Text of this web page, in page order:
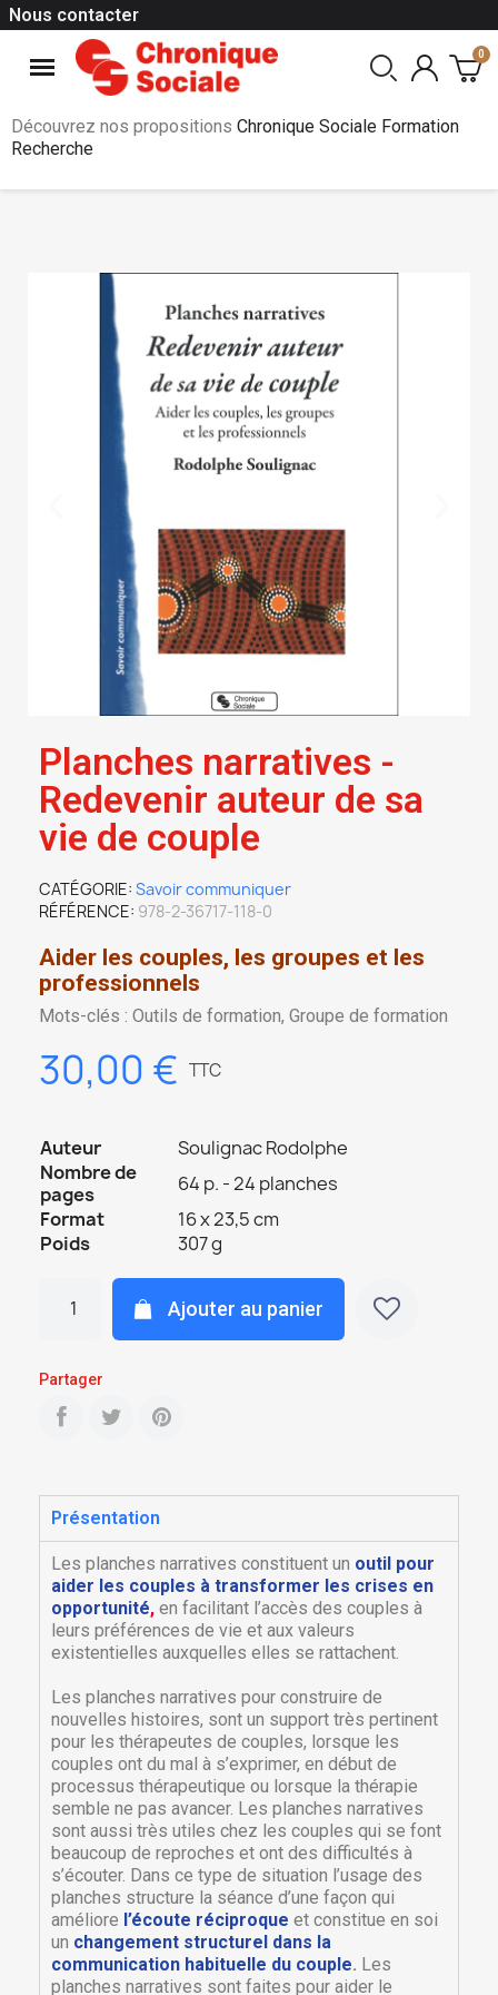
Nous contacter
Découvrez nos propositions Chronique Sociale Formation
Recherche
Planches narratives -
Redevenir auteur de sa
vie de couple
CATÉGORIE Savoir communiquer
RÉFÉRENCE 978-2-36717-118-0
Aider les couples, les groupes et les
professionnels
Mots-clés : Outils de formation, Groupe de formation
30,00 € TTC
Auteur
Soulignac Rodolphe
Nombre de
pages
64 p. - 24 planches
Format
16 x 23,5 cm
Poids
307 g
Ajouter au panier
Partager
Présentation
Les planches narratives constituent un outil pour
aider les couples à transformer les crises en
opportunité, en facilitant l’accès des couples à
leurs préférences de vie et aux valeurs
existentielles auxquelles elles se rattachent.
Les planches narratives pour construire de
nouvelles histoires, sont un support très pertinent
pour les thérapeutes de couples, lorsque les
couples ont du mal à s’exprimer, en début de
processus thérapeutique ou lorsque la thérapie
semble ne pas avancer. Les planches narratives
sont aussi très utiles chez les couples qui se font
beaucoup de reproches et ont des difficultés à
s’écouter. Dans ce type de situation l’usage des
planches structure la séance d’une façon qui
améliore l’écoute réciproque et constitue en soi
un changement structurel dans la
communication habituelle du couple. Les
planches narratives sont faites pour aider le